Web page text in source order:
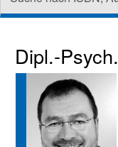
Dipl.-Psych.